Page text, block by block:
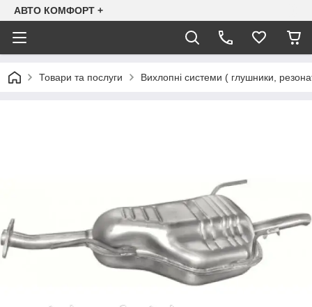
АВТО КОМФОРТ +
Товари та послуги Вихлопні системи ( глушники,